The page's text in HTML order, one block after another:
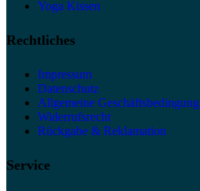
Yoga Kissen
Rechtliches
Impressum
Datenschutz
Allgemeine Geschäftsbedingung
Widerrufsrecht
Rückgabe & Reklamation
Service